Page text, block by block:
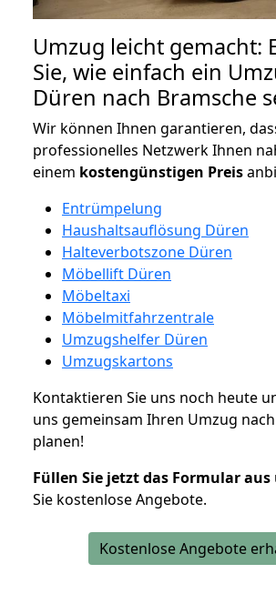
Umzug leicht gemacht:
Sie, wie einfach ein
Düren nach Bramsche
Wir können Ihnen garantieren,
professionelles Netzwerk Ihnen
einem kostengünstigen Preis
Entrümpelung
Haushaltsauflösung Düren
Halteverbotszone Düren
Möbellift Düren
Möbeltaxi
Möbelmitfahrzentrale
Umzugshelfer Düren
Umzugskartons
Kontaktieren Sie uns noch heute
uns gemeinsam Ihren Umzug
planen!
Füllen Sie jetzt das Formular aus
Sie kostenlose Angebote.
Kostenlose Angebote